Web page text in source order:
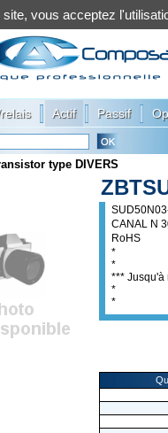
Actif Passif
type DIVERS
CANAL N
RoHS
*
*
*** Jusqu'à
*
*
site, vous acceptez